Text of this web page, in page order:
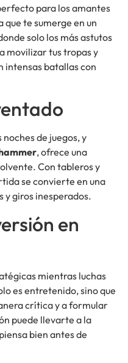
para los amantes
te sumerge en un
solo los más astutos
movilizar tus tropas y
intensas batallas con
de juegos, y
, ofrece una
Con tableros y
se convierte en una
y giros inesperados.
en
mientras luchas
es entretenido, sino que
crítica y a formular
puede llevarte a la
bien antes de